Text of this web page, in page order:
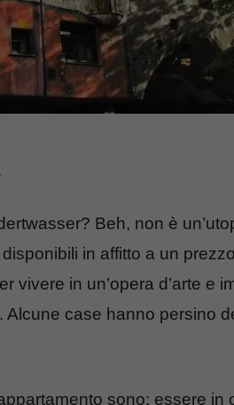
Beh, non è
in affitto a un
vivere in un’opera d’arte e
case hanno persino
sono: essere in